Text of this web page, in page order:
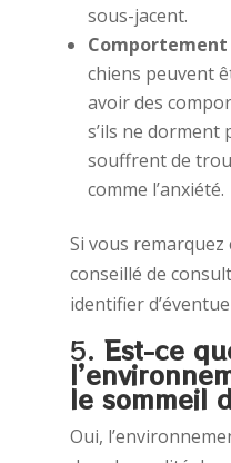
sous-jacent.
Comportement
chiens peuvent
avoir des
s’ils ne dorment
souffrent de
comme l’anxiété.
Si vous remarquez
conseillé de
identifier
5. Est-ce
le sommeil
Oui,